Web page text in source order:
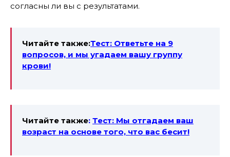
согласны ли вы с результатами.
Читайте также:Тест: Ответьте на 9
вопросов, и мы угадаем вашу группу
крови!
Читайте также: Тест: Мы отгадаем ваш
возраст на основе того, что вас бесит!